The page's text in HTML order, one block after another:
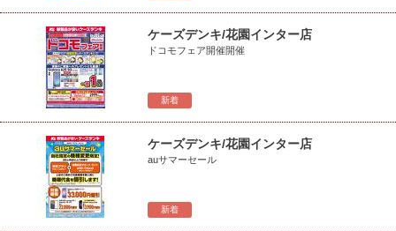
新着
ケーズデンキ/花園インター店
ドコモフェア開催開催
新着
ケーズデンキ/花園インター店
auサマーセール